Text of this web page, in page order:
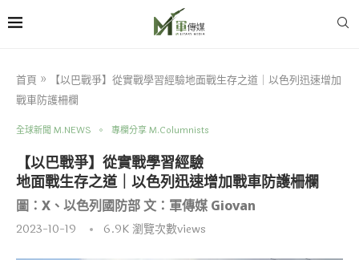
首頁 »
【以巴戰爭】從實戰學習經驗地面戰生存之道｜以色列迅速增加
戰車防護柵欄
全球新聞 M.NEWS 專欄分享 M.Columnists
【以巴戰爭】從實戰學習經驗
地面戰生存之道｜以色列迅速增加戰車防護柵欄
圖：X、以色列國防部 文：軍傳媒 Giovan
2023-10-19 6.9K瀏覽次數views